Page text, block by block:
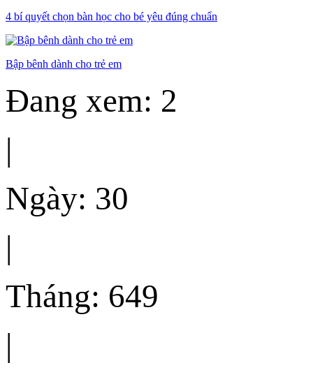
4 bí quyết chọn bàn học cho bé yêu đúng chuẩn
Bập bênh dành cho trẻ em
Đang xem: 2
|
Ngày: 30
|
Tháng: 649
|